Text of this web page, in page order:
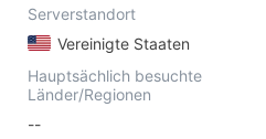
Serverstandort
Vereinigte Staaten
Hauptsächlich besuchte
Länder/Regionen
--